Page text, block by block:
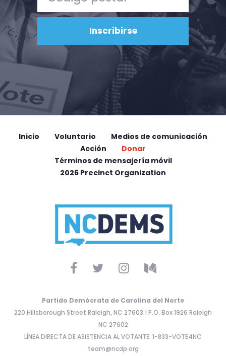
Inicio Voluntario
Medios de comunicación
Acción
Donar
Términos de mensajería móvil
2026 Precinct Organization
Partido Demócrata de Carolina del Norte
220 Hillsborough Street Raleigh, NC 27603 | P.O. Box 1926 Raleigh
NC 27602
LÍNEA DIRECTA DE ASISTENCIA AL VOTANTE: 1-833-VOTE4NC
team@ncdp.org